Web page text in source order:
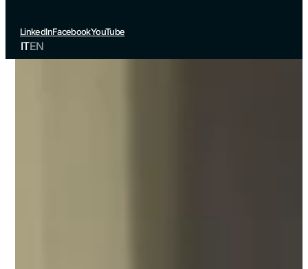
LinkedInFacebookYouTube
ITEN